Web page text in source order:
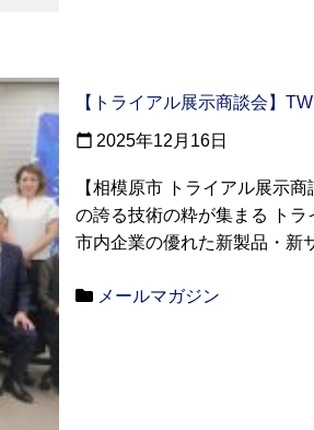
【トライアル展示商談会】
calendar_today 2025年12月16日
【相模原市 トライアル展示
の誇る技術の粋が集まる ト
市内企業の優れた新製品・新
メールマガジン